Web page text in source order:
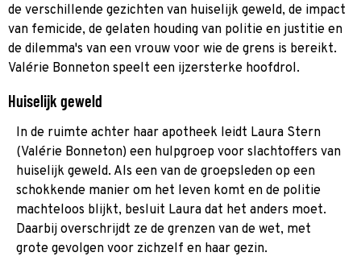
de verschillende gezichten van huiselijk geweld, de impact
van femicide, de gelaten houding van politie en justitie en
de dilemma's van een vrouw voor wie de grens is bereikt.
Valérie Bonneton speelt een ijzersterke hoofdrol.
Huiselijk geweld
In de ruimte achter haar apotheek leidt Laura Stern
(Valérie Bonneton) een hulpgroep voor slachtoffers van
huiselijk geweld. Als een van de groepsleden op een
schokkende manier om het leven komt en de politie
machteloos blijkt, besluit Laura dat het anders moet.
Daarbij overschrijdt ze de grenzen van de wet, met
grote gevolgen voor zichzelf en haar gezin.